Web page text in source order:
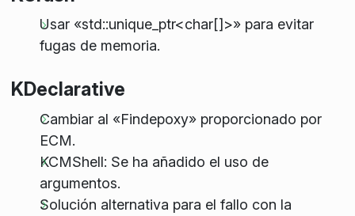
Usar «std::unique_ptr<char[]>» para evitar
fugas de memoria.
KDeclarative
Cambiar al «Findepoxy» proporcionado por
ECM.
KCMShell: Se ha añadido el uso de
argumentos.
Solución alternativa para el fallo con la